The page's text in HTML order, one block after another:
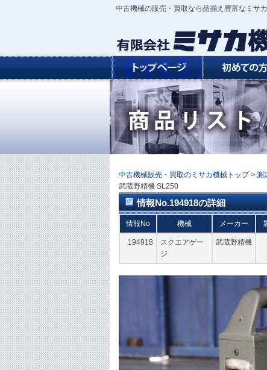
中古機械の販売・買取なら品揃え豊富なミサ
中古機械販売・買取のミサカ機械トップ > 測
武蔵野精機 SL250
情報No.194918の詳細
情報No 機械 メーカー
194918
スクエアゲー
ジ
武蔵野精機